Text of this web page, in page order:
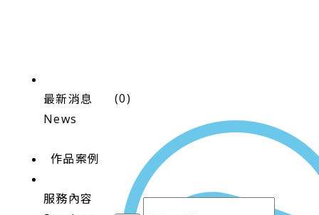
最新消息
News
作品案例
服務內容
(0)